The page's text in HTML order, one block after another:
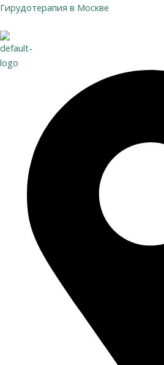
Перейти
содержимому
Гирудотерапия в Москве